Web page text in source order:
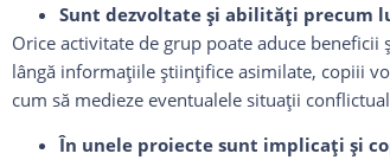
Sunt dezvoltate şi abilităţi precum
Orice activitate de grup poate aduce
lângă informaţiile ştiinţifice asimilate, copiii
cum să medieze eventualele situaţii
În unele proiecte sunt implicaţi şi